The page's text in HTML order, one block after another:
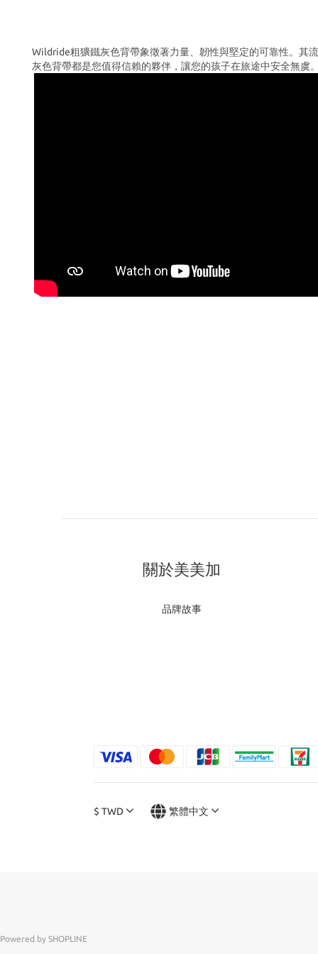
Wildride粗獷鐵灰色背帶象徵著力量、韌性與堅定的可靠性。其
灰色背帶都是您值得信賴的夥伴，讓您的孩子在旅途中安全無
關於美美加
品牌故事
$ TWD 繁體中文
Powered by SHOPLINE